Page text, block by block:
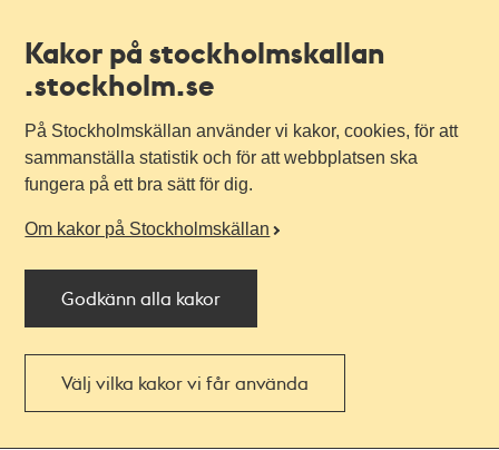
Kakor på stockholmskallan
.stockholm.se
På Stockholmskällan använder vi kakor, cookies, för att
sammanställa statistik och för att webbplatsen ska
fungera på ett bra sätt för dig.
Om kakor på Stockholmskällan
Godkänn alla kakor
Välj vilka kakor vi får använda